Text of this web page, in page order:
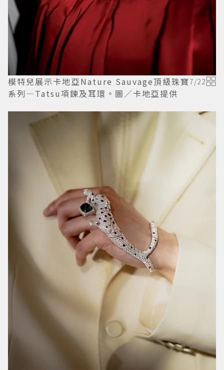
模特兒展示卡地亞Nature Sauvage頂級珠寶
系列—Tatsu項鍊及耳環。圖／卡地亞提供
7/22